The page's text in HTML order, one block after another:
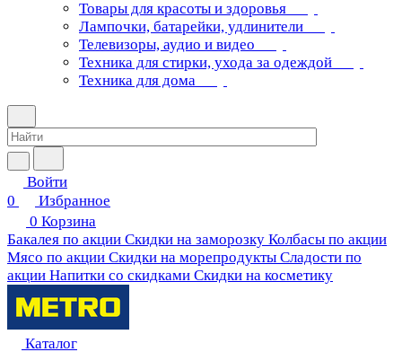
Товары для красоты и здоровья
Лампочки, батарейки, удлинители
Телевизоры, аудио и видео
Техника для стирки, ухода за одеждой
Техника для дома
Войти
0
Избранное
0 Корзина
Бакалея по акции Скидки на заморозку Колбасы по акции
Мясо по акции Скидки на морепродукты Сладости по
акции Напитки со скидками Скидки на косметику
Каталог